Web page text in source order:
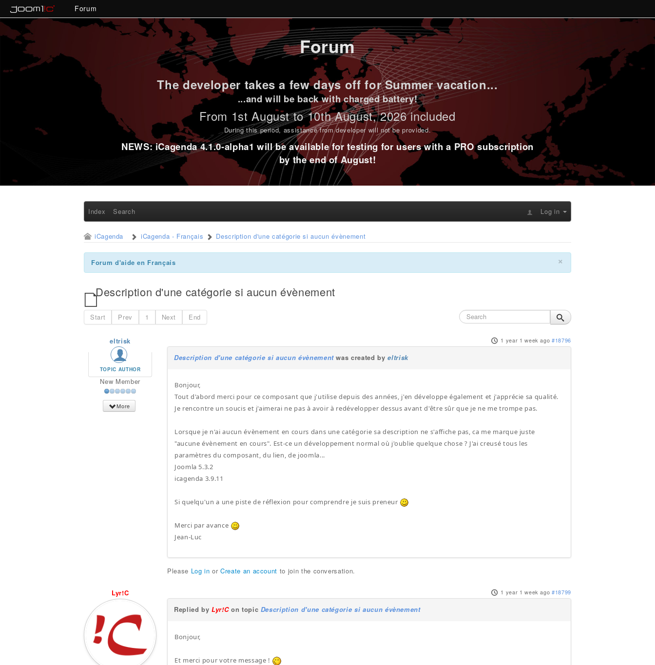
Forum
Forum
The developer takes a few days off for Summer vacation...
...and will be back with charged battery!
From 1st August to 10th August, 2026 included
During this period, assistance from developer will not be provided.
NEWS: iCagenda 4.1.0-alpha1 will be available for testing for users with a PRO subscription
by the end of August!
Index Search Log in
iCagenda iCagenda - Français Description d'une catégorie si aucun évènement
×
Forum d'aide en Français
Description d'une catégorie si aucun évènement
Start Prev 1 Next End
eltrisk
TOPIC AUTHOR
New Member
More
1 year 1 week ago #18796
Description d'une catégorie si aucun évènementwas created byeltrisk
Bonjour,
Tout d'abord merci pour ce composant que j'utilise depuis des années, j'en développe également et j'apprécie sa qualité.
Je rencontre un soucis et j'aimerai ne pas à avoir à redévelopper dessus avant d'être sûr que je ne me trompe pas.
Lorsque je n'ai aucun évènement en cours dans une catégorie sa description ne s'affiche pas, ca me marque juste
"aucune évènement en cours". Est-ce un développement normal où j'oublie quelque chose ? J'ai creusé tous les
paramètres du composant, du lien, de joomla...
Joomla 5.3.2
icagenda 3.9.11
Si quelqu'un a une piste de réflexion pour comprendre je suis preneur
Merci par avance
Jean-Luc
Please Log in orCreate an account to join the conversation.
Lyr!C 1 year 1 week ago #18799
Replied byLyr!Con topic Description d'une catégorie si aucun évènement
Bonjour,
Et merci pour votre message !